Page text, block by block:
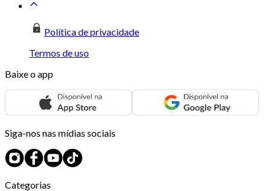
Política de privacidade
Termos de uso
Baixe o app
Siga-nos nas mídias sociais
Categorias